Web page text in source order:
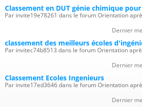
Classement en DUT génie chimique
Par invite19e78261 dans le forum Orientation
Dernier
classement des meilleurs écoles
Par invitec74b8513 dans le forum Orientation
Dernier
Classement Ecoles Ingenieurs
Par invite17ed3646 dans le forum Orientation
Dernier